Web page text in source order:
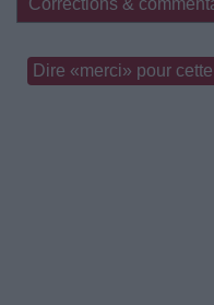
Dire «merci» pour